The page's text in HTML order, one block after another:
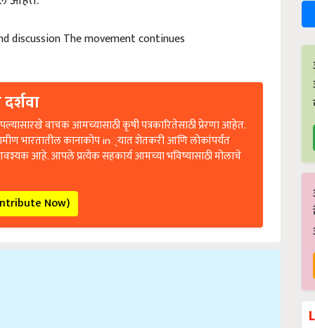
discussion The movement continues
वाचक आमच्यासाठी कृषी पत्रकारितेसाठी प्रेरणा आहेत.
भारतातील कानाकोप in्यात शेतकरी आणि लोकांपर्यंत
आहे. आपले प्रत्येक सहकार्य आमच्या भविष्यासाठी मोलाचे
Now)